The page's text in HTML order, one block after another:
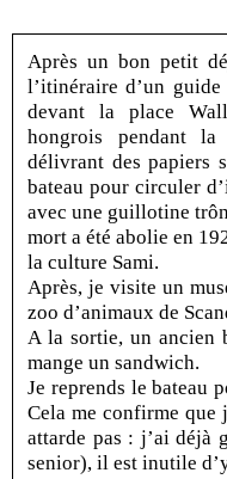
Après un bon petit
l’itinéraire d’un
devant la place
hongrois pendant
délivrant des papiers
bateau pour circuler
avec une guillotine
mort a été abolie en
la culture Sami.
Après, je visite un
zoo d’animaux de
A la sortie, un ancien
mange un sandwich.
Je reprends le bateau
Cela me confirme que
attarde pas : j’ai déjà
senior), il est inutile